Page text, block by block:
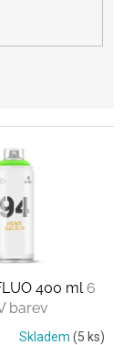
400 ml 6
barev
Skladem (5 ks)